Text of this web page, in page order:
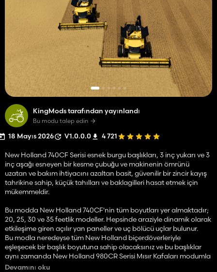
KingMods tarafından yayınlandı
Bu modu talep edin
18 Mayıs 2026 V1.0.0.0 4 721
New Holland 740CF Serisi esnek burgu başlıkları, 3 inç yukarı ve 3
inç aşağı esneyen bir kesme çubuğu ve makinenin ömrünü
uzatan ve bakım ihtiyacını azaltan basit, güvenilir bir zincir kayış
tahrikine sahip, küçük tahılları ve baklagilleri hasat etmek için
mükemmeldir.
Bu modda New Holland 740CF'nin tüm boyutları yer almaktadır;
20, 25, 30 ve 35 feetlik modeller. Hepsinde araziyle dinamik olarak
etkileşime giren açılır yan paneller ve uç bölücü uçlar bulunur.
Bu modla neredeyse tüm New Holland biçerdöverleriyle
eşleşecek bir başlık boyutuna sahip olacaksınız ve bu başlıklar
aynı zamanda New Holland 980CR Serisi Mısır Kafaları modumla
da mükemmel bir şekilde eşleşiyor (modHub'da mevcut).
Devamını oku